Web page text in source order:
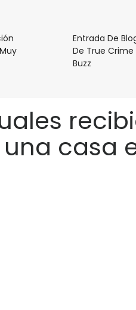
Entrada De
De True Crime
BuzzEntrada
True
Crime
casa